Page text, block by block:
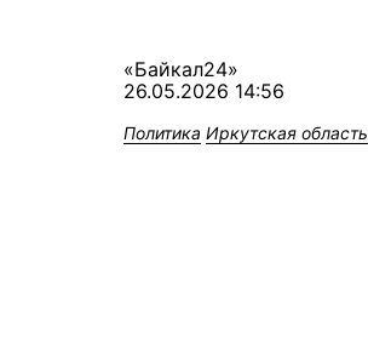
«Байкал24»
26.05.2026 14:56
Политика Иркутская область